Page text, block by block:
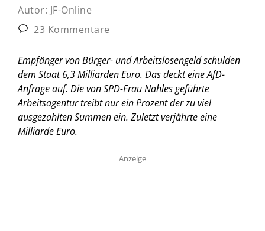
Autor: JF-Online
23 Kommentare
Empfänger von Bürger- und Arbeitslosengeld schulden
dem Staat 6,3 Milliarden Euro. Das deckt eine AfD-
Anfrage auf. Die von SPD-Frau Nahles geführte
Arbeitsagentur treibt nur ein Prozent der zu viel
ausgezahlten Summen ein. Zuletzt verjährte eine
Milliarde Euro.
Anzeige